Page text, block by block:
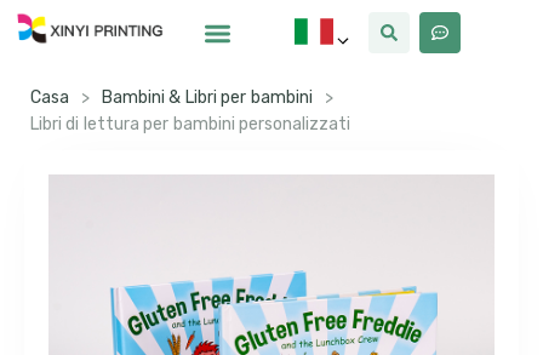
Casa > Bambini & Libri per bambini
>
Libri di lettura per bambini personalizzati